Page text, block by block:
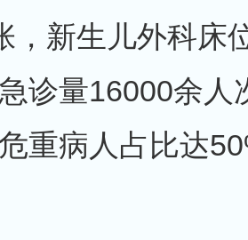
，新生儿外科床
诊量16000余人
重病人占比达